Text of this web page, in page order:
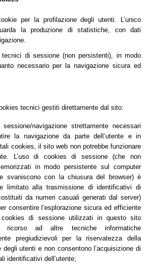
per la profilazione degli utenti. L’unico
la produzione di statistiche, con dati
di sessione (non persistenti), in modo
necessario per la navigazione sicura ed
tecnici gestiti direttamente dal sito:
navigazione strettamente necessari
la navigazione da parte dell’utente e in
cookies, il sito web non potrebbe funzionare
L’uso di cookies di sessione (che non
in modo persistente sul computer
e svaniscono con la chiusura del browser) è
limitato alla trasmissione di identificativi di
da numeri casuali generati dal server)
consentire l’esplorazione sicura ed efficiente
di sessione utilizzati in questo sito
ad altre tecniche informatiche
pregiudizievoli per la riservatezza della
degli utenti e non consentono l’acquisizione di
identificativi dell’utente;